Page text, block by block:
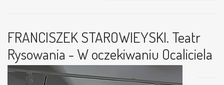
FRANCISZEK STAROWIEYSKI. Teatr
Rysowania - W oczekiwaniu Ocaliciela